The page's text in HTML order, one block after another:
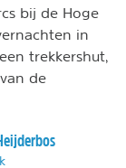
bij de Hoge
in
trekkershut,
de